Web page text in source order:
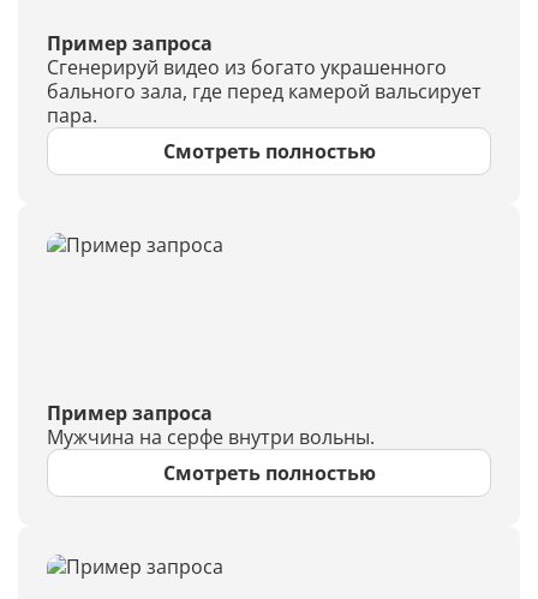
Пример запроса
Сгенерируй видео из богато украшенного
бального зала, где перед камерой вальсирует
пара.
Смотреть полностью
Пример запроса
Мужчина на серфе внутри вольны.
Смотреть полностью